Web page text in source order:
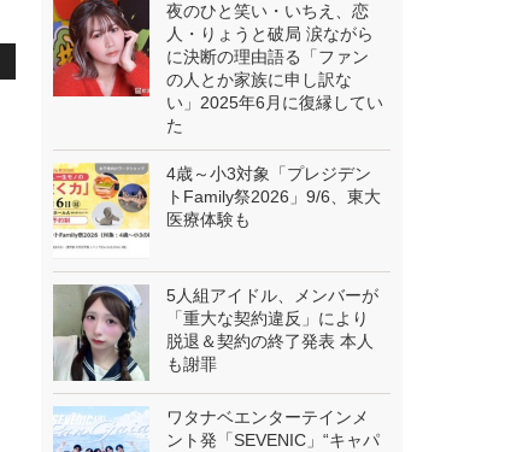
夜のひと笑い・いちえ、恋
人・りょうと破局 涙ながら
に決断の理由語る「ファン
の人とか家族に申し訳な
い」2025年6月に復縁してい
た
4歳～小3対象「プレジデン
トFamily祭2026」9/6、東大
医療体験も
5人組アイドル、メンバーが
「重大な契約違反」により
脱退＆契約の終了発表 本人
も謝罪
ワタナベエンターテインメ
ント発「SEVENIC」“キャパ